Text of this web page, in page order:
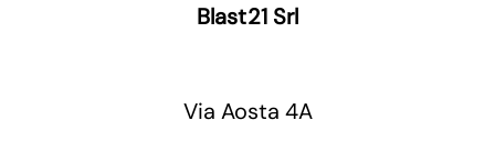
Blast21 Srl
Via Aosta 4A